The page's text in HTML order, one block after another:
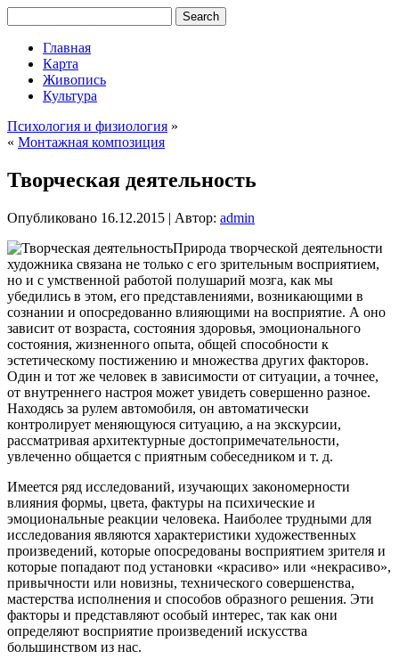
Главная
Карта
Живопись
Культура
Психология и физиология »
« Монтажная композиция
Творческая деятельность
Опубликовано 16.12.2015 | Автор: admin
Природа творческой деятельности
художника связана не только с его зрительным восприятием,
но и с умственной работой полушарий мозга, как мы
убедились в этом, его представлениями, возникающими в
сознании и опосредованно влияющими на восприятие. А оно
зависит от возраста, состояния здоровья, эмоционального
состояния, жизненного опыта, общей способности к
эстетическому постижению и множества других факторов.
Один и тот же человек в зависимости от ситуации, а точнее,
от внутреннего настроя может увидеть совершенно разное.
Находясь за рулем автомобиля, он автоматически
контролирует меняющуюся ситуацию, а на экскурсии,
рассматривая архитектурные достопримечательности,
увлеченно общается с приятным собеседником и т. д.
Имеется ряд исследований, изучающих закономерности
влияния формы, цвета, фактуры на психические и
эмоциональные реакции человека. Наиболее трудными для
исследования являются характеристики художественных
произведений, которые опосредованы восприятием зрителя и
которые попадают под установки «красиво» или «некрасиво»,
привычности или новизны, технического совершенства,
мастерства исполнения и способов образного решения. Эти
факторы и представляют особый интерес, так как они
определяют восприятие произведений искусства
большинством из нас.